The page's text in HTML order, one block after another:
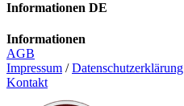
Informationen DE
Informationen
AGB
Impressum /Datenschutzerklärung
Kontakt